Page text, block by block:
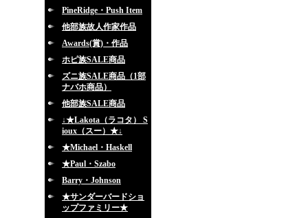
PineRidge・Push Item
他部族故人作家作品
Awards(賞)・作品
ホピ族SALE商品
ズニ族SALE商品（1部
ナバホ商品）
他部族SALE商品
↓★Lakota（ラコタ） S
ioux（スー）★↓
★Michael・Haskell
★Paul・Szabo
Barry・Johnson
★サンダーバードショ
ップファミリー★